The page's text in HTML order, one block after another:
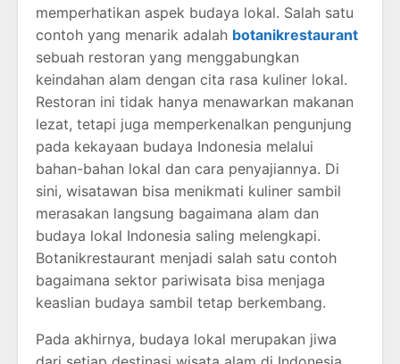
memperhatikan aspek budaya lokal. Salah satu
contoh yang menarik adalah botanikrestaurant
sebuah restoran yang menggabungkan
keindahan alam dengan cita rasa kuliner lokal.
Restoran ini tidak hanya menawarkan makanan
lezat, tetapi juga memperkenalkan pengunjung
pada kekayaan budaya Indonesia melalui
bahan-bahan lokal dan cara penyajiannya. Di
sini, wisatawan bisa menikmati kuliner sambil
merasakan langsung bagaimana alam dan
budaya lokal Indonesia saling melengkapi.
Botanikrestaurant menjadi salah satu contoh
bagaimana sektor pariwisata bisa menjaga
keaslian budaya sambil tetap berkembang.
Pada akhirnya, budaya lokal merupakan jiwa